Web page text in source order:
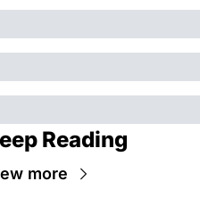
Reading
more